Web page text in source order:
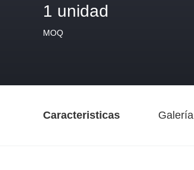
1 unidad
MOQ
Caracteristicas Galería